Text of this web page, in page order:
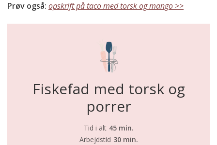
Prøv også: opskrift på taco med torsk og mango >>
Fiskefad med torsk og
porrer
Tid i alt 45 min.
Arbejdstid 30 min.